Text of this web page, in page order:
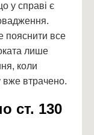
у справі є
пояснити все
лише
коли
вже втрачено.
ст. 130